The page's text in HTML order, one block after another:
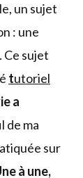
un sujet
: une
. Ce sujet
tutoriel
a
de ma
sur
à une,